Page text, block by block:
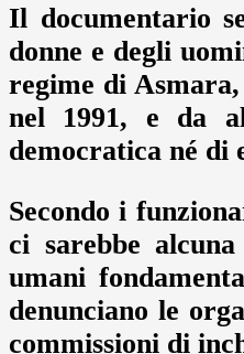
Il documentario
donne e degli
regime di
nel 1991, e da
democratica né di
Secondo i
ci sarebbe
umani
denunciano le
commissioni di